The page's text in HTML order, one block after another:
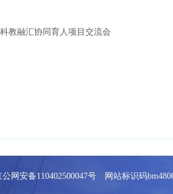
教融汇协同育人项目交流会
公网安备110402500047号 网站标识码